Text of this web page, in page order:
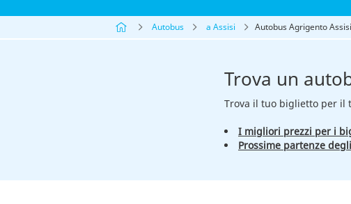
Autobus a Assisi Autobus Agrigento Assisi
Trova un
Trova il tuo biglietto per il
I migliori prezzi per i
Prossime partenze